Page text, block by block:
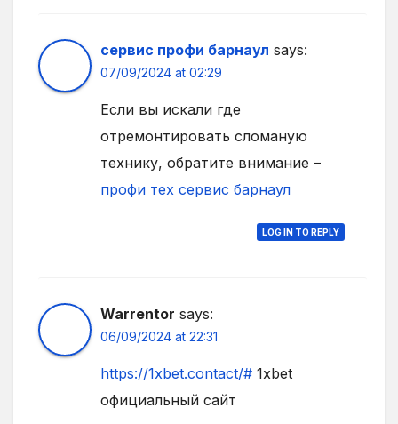
сервис профи барнаул says:
07/09/2024 at 02:29
Если вы искали где
отремонтировать сломаную
технику, обратите внимание –
профи тех сервис барнаул
LOG IN TO REPLY
Warrentor says:
06/09/2024 at 22:31
https://1xbet.contact/# 1xbet
официальный сайт